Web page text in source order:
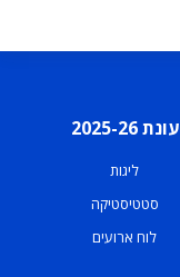
עונת 2025-26
ליגות
סטטיסטיקה
לוח ארועים